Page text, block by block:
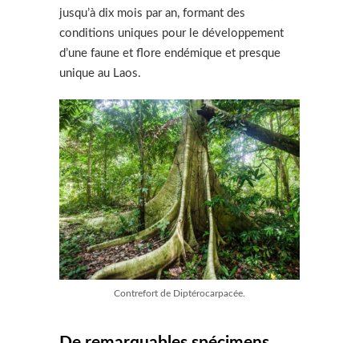
jusqu’à dix mois par an, formant des
conditions uniques pour le développement
d’une faune et flore endémique et presque
unique au Laos.
Contrefort de Diptérocarpacée.